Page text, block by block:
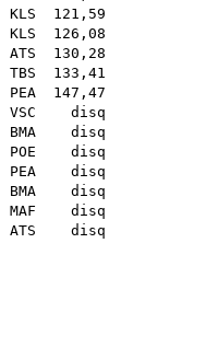
KLS 121,59
KLS 126,08
ATS 130,28
TBS 133,41
PEA 147,47
VSC disq
BMA disq
POE disq
PEA disq
BMA disq
MAF disq
ATS disq